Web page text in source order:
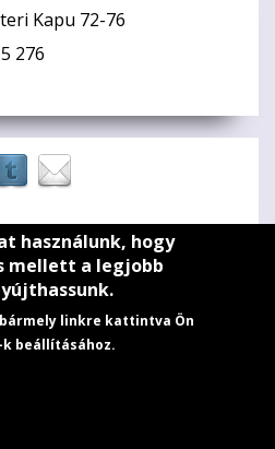
Kapu 72-76
276
használunk, hogy
mellett a legjobb
linkre kattintva Ön
beállításához.